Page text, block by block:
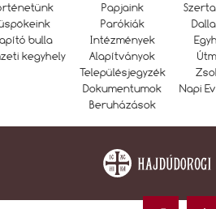
bulla
kegyhely
Papjaink
Parókiák
Intézmények
Alapítványok
Településjegyzék
Dokumentumok
Beruházások
Napi